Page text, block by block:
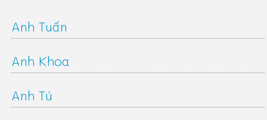
Anh Tuấn
Anh Khoa
Anh Tú